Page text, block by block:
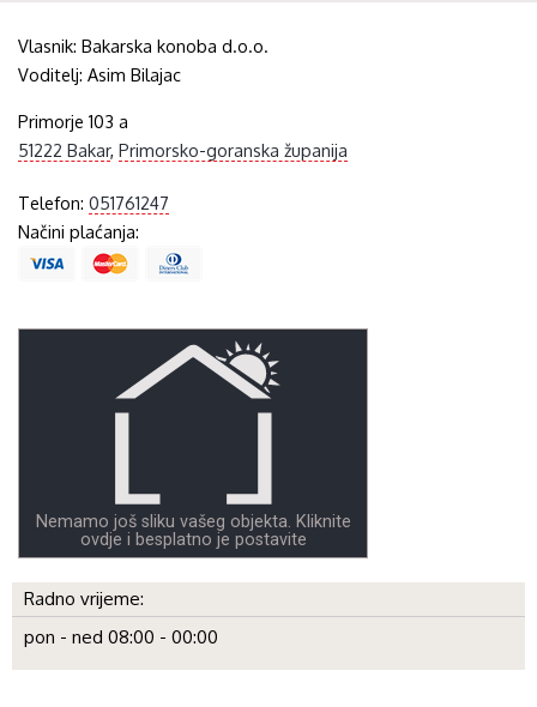
Vlasnik:Bakarska konoba d.o.o.
Voditelj:Asim Bilajac
Primorje 103 a
51222 Bakar,Primorsko-goranska županija
Telefon:051761247
Načini plaćanja:
Nemamo još sliku vašeg objekta. Kliknite
ovdje i besplatno je postavite
Radno vrijeme:
pon - ned 08:00 - 00:00